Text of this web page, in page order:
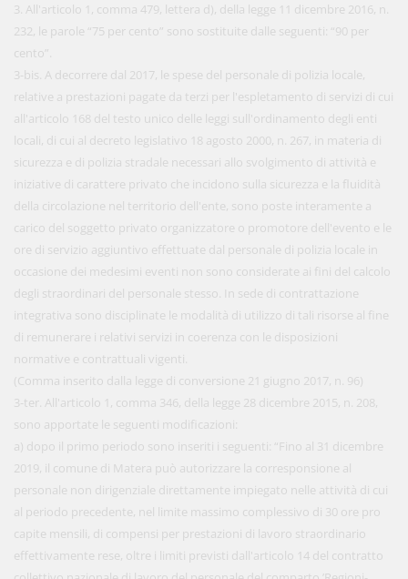
3. All'articolo 1, comma 479, lettera d), della legge 11 dicembre 2016, n.
232, le parole “75 per cento” sono sostituite dalle seguenti: “90 per
cento”.
3-bis. A decorrere dal 2017, le spese del personale di polizia locale,
relative a prestazioni pagate da terzi per l'espletamento di servizi di cui
all'articolo 168 del testo unico delle leggi sull'ordinamento degli enti
locali, di cui al decreto legislativo 18 agosto 2000, n. 267, in materia di
sicurezza e di polizia stradale necessari allo svolgimento di attività e
iniziative di carattere privato che incidono sulla sicurezza e la fluidità
della circolazione nel territorio dell'ente, sono poste interamente a
carico del soggetto privato organizzatore o promotore dell'evento e le
ore di servizio aggiuntivo effettuate dal personale di polizia locale in
occasione dei medesimi eventi non sono considerate ai fini del calcolo
degli straordinari del personale stesso. In sede di contrattazione
integrativa sono disciplinate le modalità di utilizzo di tali risorse al fine
di remunerare i relativi servizi in coerenza con le disposizioni
normative e contrattuali vigenti.
(Comma inserito dalla legge di conversione 21 giugno 2017, n. 96)
3-ter. All'articolo 1, comma 346, della legge 28 dicembre 2015, n. 208,
sono apportate le seguenti modificazioni:
a) dopo il primo periodo sono inseriti i seguenti: “Fino al 31 dicembre
2019, il comune di Matera può autorizzare la corresponsione al
personale non dirigenziale direttamente impiegato nelle attività di cui
al periodo precedente, nel limite massimo complessivo di 30 ore pro
capite mensili, di compensi per prestazioni di lavoro straordinario
effettivamente rese, oltre i limiti previsti dall'articolo 14 del contratto